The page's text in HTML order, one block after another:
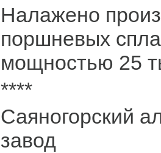
Налажено
поршневых
мощностью 25
****
Саяногорский
завод